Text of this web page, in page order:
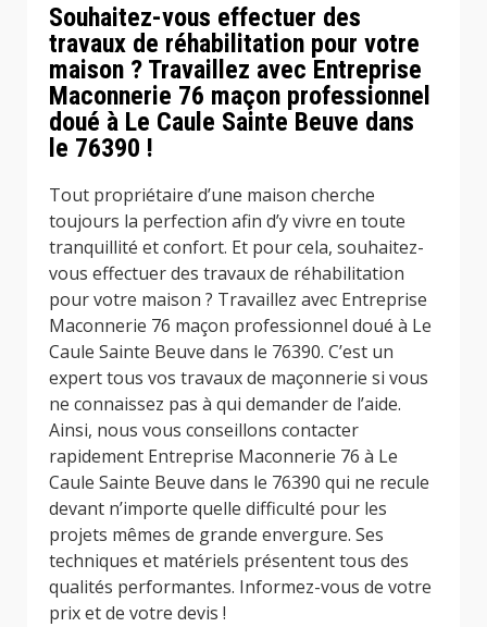
Souhaitez-vous effectuer des
travaux de réhabilitation pour votre
maison ? Travaillez avec Entreprise
Maconnerie 76 maçon professionnel
doué à Le Caule Sainte Beuve dans
le 76390 !
Tout propriétaire d’une maison cherche
toujours la perfection afin d’y vivre en toute
tranquillité et confort. Et pour cela, souhaitez-
vous effectuer des travaux de réhabilitation
pour votre maison ? Travaillez avec Entreprise
Maconnerie 76 maçon professionnel doué à Le
Caule Sainte Beuve dans le 76390. C’est un
expert tous vos travaux de maçonnerie si vous
ne connaissez pas à qui demander de l’aide.
Ainsi, nous vous conseillons contacter
rapidement Entreprise Maconnerie 76 à Le
Caule Sainte Beuve dans le 76390 qui ne recule
devant n’importe quelle difficulté pour les
projets mêmes de grande envergure. Ses
techniques et matériels présentent tous des
qualités performantes. Informez-vous de votre
prix et de votre devis !